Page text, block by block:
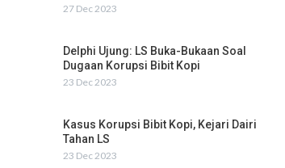
27 Dec 2023
Delphi Ujung: LS Buka-Bukaan Soal
Dugaan Korupsi Bibit Kopi
23 Dec 2023
Kasus Korupsi Bibit Kopi, Kejari Dairi
Tahan LS
23 Dec 2023